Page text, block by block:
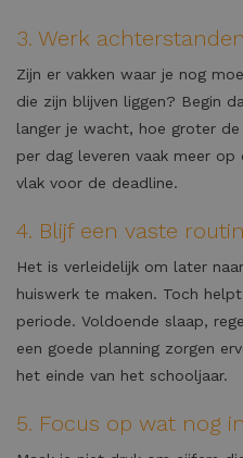
3. Werk
Zijn er vakken waar je nog
die zijn blijven liggen? Begin
langer je wacht, hoe groter
per dag leveren vaak meer op
vlak voor de deadline.
4. Blijf een vaste
Het is verleidelijk om later
huiswerk te maken. Toch
periode. Voldoende slaap,
een goede planning zorgen
het einde van het schooljaar.
5. Focus op wat nog